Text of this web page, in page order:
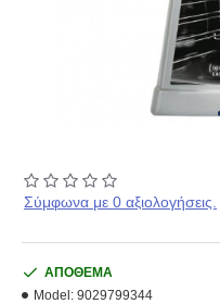
Σύμφωνα με 0 αξιολογήσεις.
ΑΠΟΘΕΜΑ
Model: 9029799344